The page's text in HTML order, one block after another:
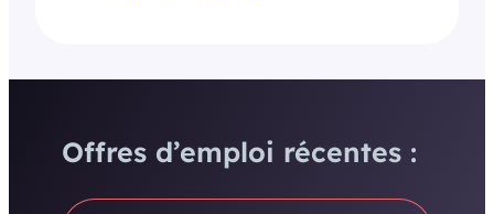
Offres d’emploi récentes :